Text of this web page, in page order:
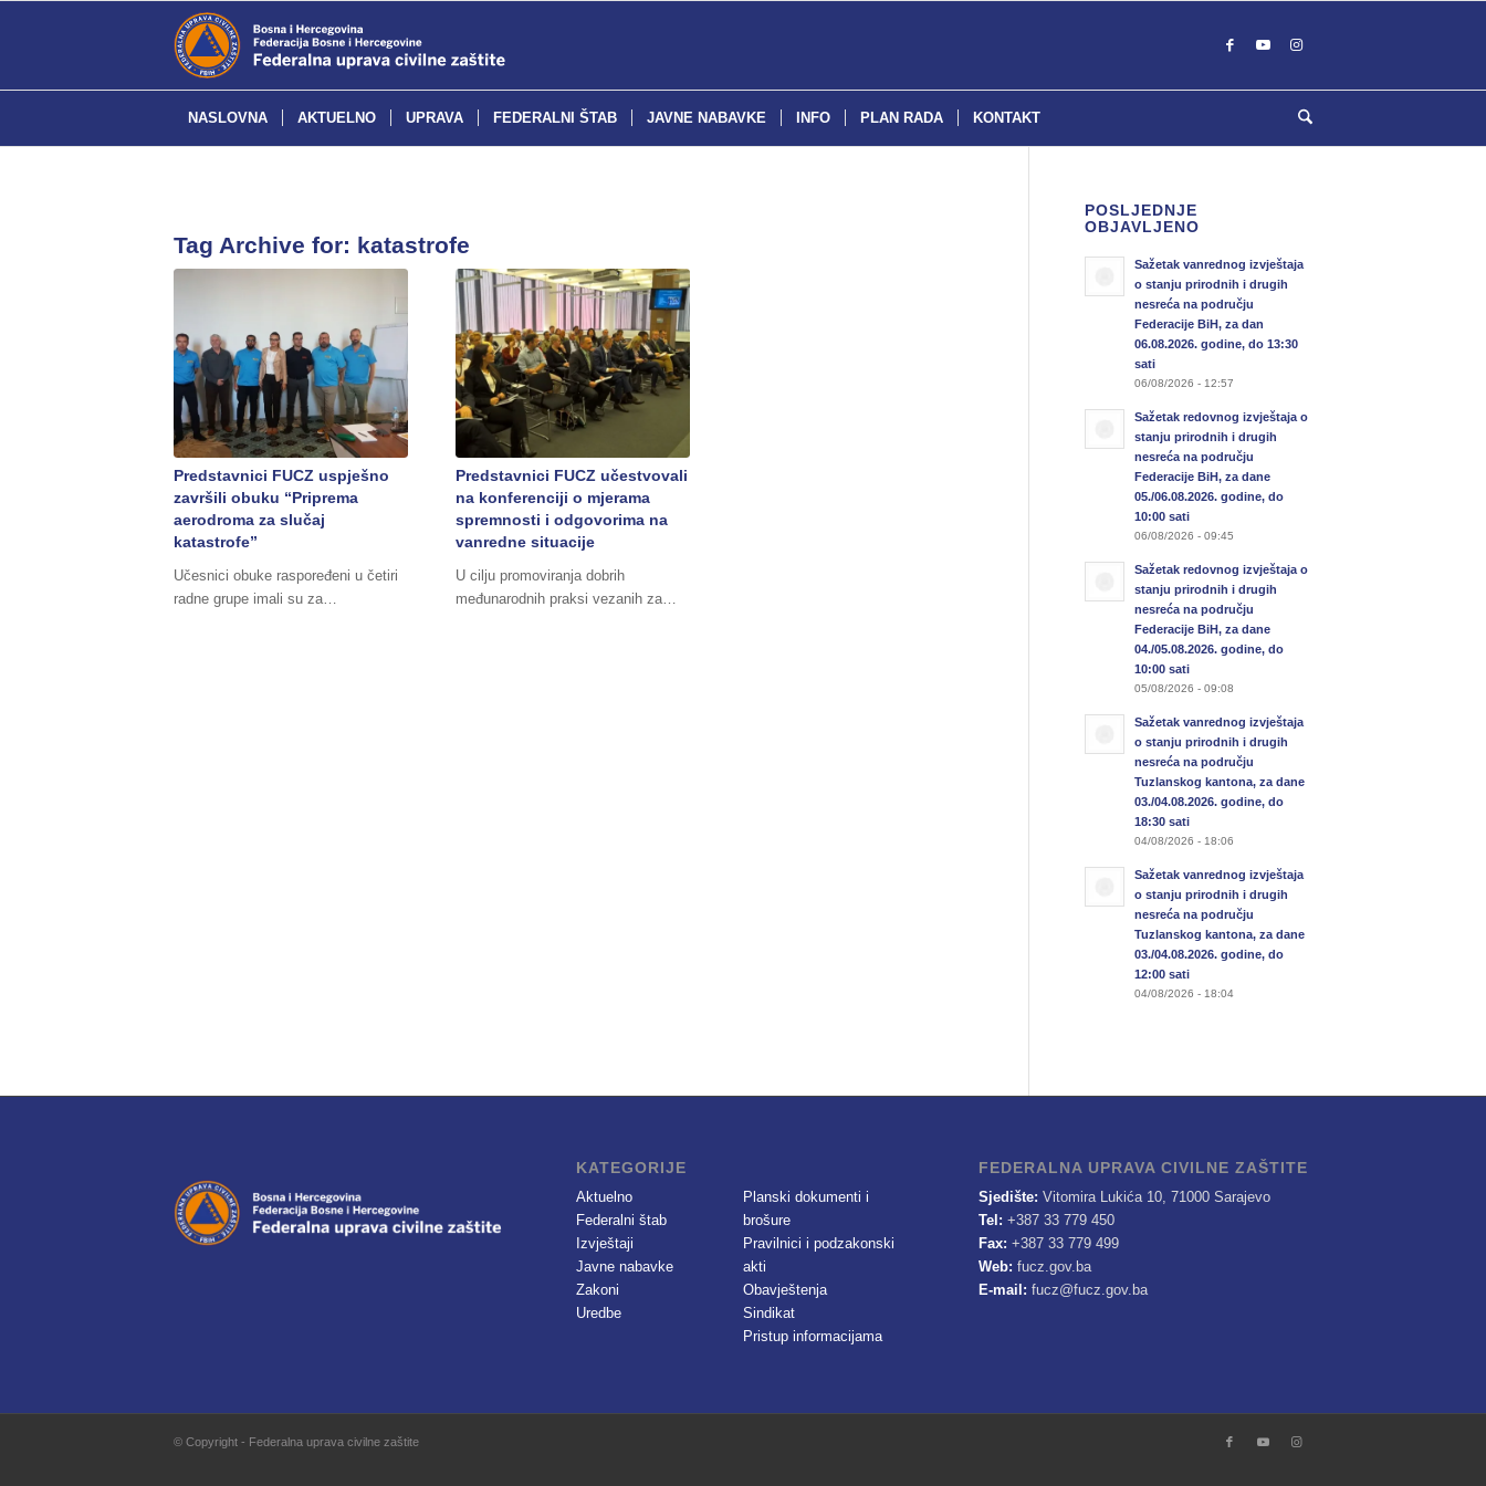
NASLOVNA AKTUELNO UPRAVA FEDERALNI ŠTAB JAVNE NABAVKE INFO PLAN RADA KONTAKT
Tag Archive for: katastrofe
Predstavnici FUCZ uspješno
završili obuku “Priprema
aerodroma za slučaj
katastrofe”
Učesnici obuke raspoređeni u četiri
radne grupe imali su za…
Predstavnici FUCZ učestvovali
na konferenciji o mjerama
spremnosti i odgovorima na
vanredne situacije
U cilju promoviranja dobrih
međunarodnih praksi vezanih za…
POSLJEDNJE
OBJAVLJENO
Sažetak vanrednog izvještaja
o stanju prirodnih i drugih
nesreća na području
Federacije BiH, za dan
06.08.2026. godine, do 13:30
sati
06/08/2026 - 12:57
Sažetak redovnog izvještaja o
stanju prirodnih i drugih
nesreća na području
Federacije BiH, za dane
05./06.08.2026. godine, do
10:00 sati
06/08/2026 - 09:45
Sažetak redovnog izvještaja o
stanju prirodnih i drugih
nesreća na području
Federacije BiH, za dane
04./05.08.2026. godine, do
10:00 sati
05/08/2026 - 09:08
Sažetak vanrednog izvještaja
o stanju prirodnih i drugih
nesreća na području
Tuzlanskog kantona, za dane
03./04.08.2026. godine, do
18:30 sati
04/08/2026 - 18:06
Sažetak vanrednog izvještaja
o stanju prirodnih i drugih
nesreća na području
Tuzlanskog kantona, za dane
03./04.08.2026. godine, do
12:00 sati
04/08/2026 - 18:04
KATEGORIJE
Aktuelno
Federalni štab
Izvještaji
Javne nabavke
Zakoni
Uredbe
Planski dokumenti i
brošure
Pravilnici i podzakonski
akti
Obavještenja
Sindikat
Pristup informacijama
FEDERALNA UPRAVA CIVILNE ZAŠTITE
Sjedište: Vitomira Lukića 10, 71000 Sarajevo
Tel: +387 33 779 450
Fax: +387 33 779 499
Web: fucz.gov.ba
E-mail: fucz@fucz.gov.ba
© Copyright - Federalna uprava civilne zaštite